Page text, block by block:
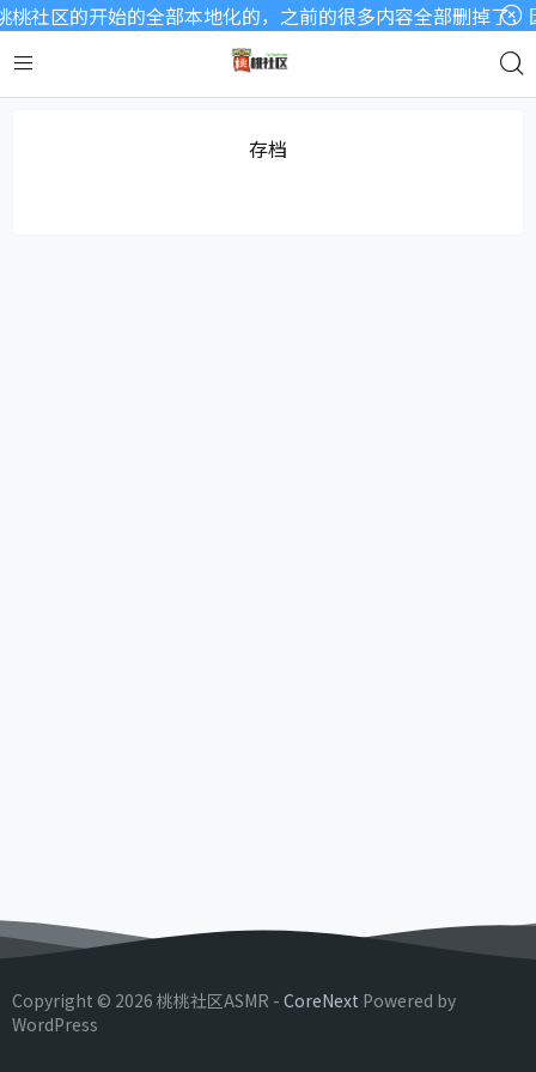
社区的开始的全部本地化的，之前的很多内容全部删掉了
存档
Copyright © 2026 桃桃社区ASMR - CoreNext Powered by
WordPress